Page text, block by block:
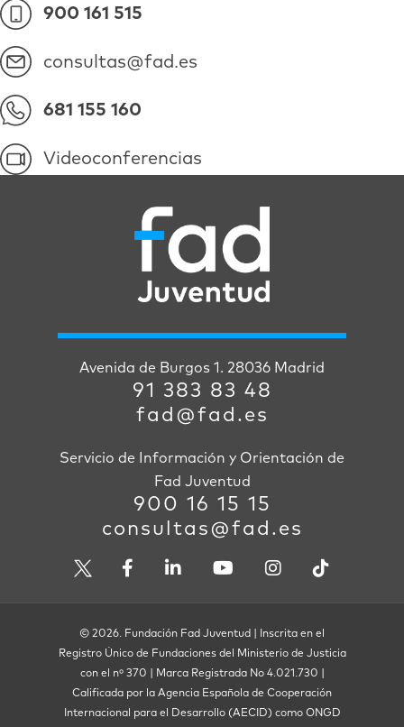
900 161 515
consultas@fad.es
681 155 160
Videoconferencias
Avenida de Burgos 1. 28036 Madrid
91 383 83 48
fad@fad.es
Servicio de Información y Orientación de
Fad Juventud
900 16 15 15
consultas@fad.es
© 2026. Fundación Fad Juventud | Inscrita en el
Registro Único de Fundaciones del Ministerio de Justicia
con el nº 370 | Marca Registrada No 4.021.730 |
Calificada por la Agencia Española de Cooperación
Internacional para el Desarrollo (AECID) como ONGD